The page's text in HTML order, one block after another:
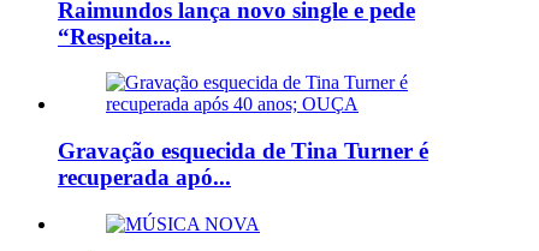
Raimundos lança novo single e pede
“Respeita...
Gravação esquecida de Tina Turner é
recuperada apó...